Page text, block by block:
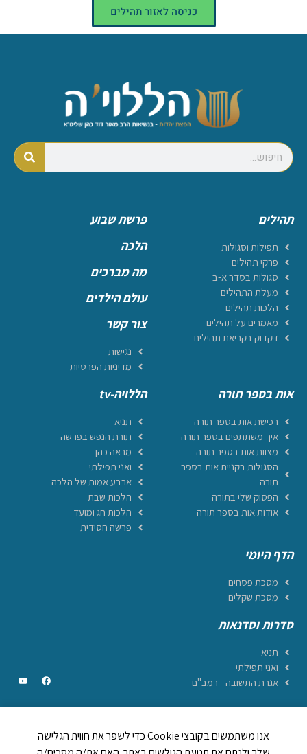
כניסה לאזור תהילים
תהילים
תפילות וסגולות
פרקי תהילים
סגולות בסדר א-ב
מעלת התהילים
הלכות תהילים
מאמרים על תהילים
דקדוק בקריאת תהילים
פרשת שבוע
הלכה
מה מברכים
עולם הילדים
צור קשר
נגישות
מדיניות הפרטיות
אות בספר תורה
רכישת אות בספר תורה
איך משתתפים בספר תורה
מצוות אות בספר תורה
הסגולות בקניית אות בספר
תורה
הפסוק שלי בתורה
אודות אות בספר תורה
הללויה-tv
תניא
תורת הנפש בפרשה
מראה כהן
ואני תפילתי
ארבע אמות של הלכה
הלכות שבת
הלכות חג ומועד
פרשה חסידית
הדף היומי
מסכת פסחים
מסכת שקלים
סדרות וסדנאות
תניא
ואני תפילתי
אגרת התשובה - רמב"ם
CREATED BY JEWTECH
אנו משתמשים בקובצי Cookie כדי לשפר את חווית הגלישה